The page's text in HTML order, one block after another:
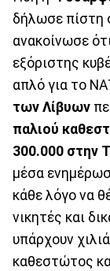
δήλωσε πίστη
ανακοίνωσε
εξόριστης
απλό για το
των Λίβυων
παλιού
300.000 στην
μέσα
κάθε λόγο να
νικητές και
υπάρχουν
καθεστώτος